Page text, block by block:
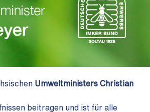
Umweltministers Christian
beitragen und ist für alle